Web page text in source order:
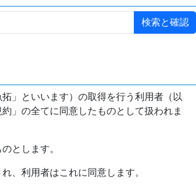
」といいます）の取得を行う利用者（以
」の全てに同意したものとして扱われま
とします。
、利用者はこれに同意します。